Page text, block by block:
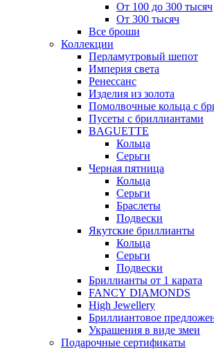
От 100 до 300 тысяч
От 300 тысяч
Все броши
Коллекции
Перламутровый шепот
Империя света
Ренессанс
Изделия из золота
Помолвочные кольца с
Пусеты с бриллиантами
BAGUETTE
Кольца
Серьги
Черная пятница
Кольца
Серьги
Браслеты
Подвески
Якутские бриллианты
Кольца
Серьги
Подвески
Бриллианты от 1 карата
FANCY DIAMONDS
High Jewellery
Бриллиантовое
Украшения в виде змеи
Подарочные сертификаты